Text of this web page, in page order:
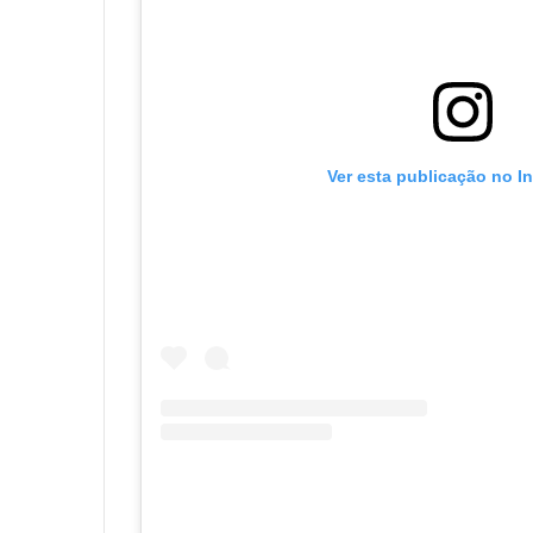
Ver esta publicação no